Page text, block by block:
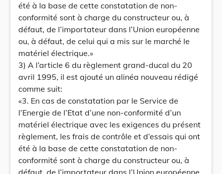
été à la base de cette constatation de non-
conformité sont à charge du constructeur ou, à
défaut, de l’importateur dans l’Union européenne
ou, à défaut, de celui qui a mis sur le marché le
matériel électrique.»
3) A l’article 6 du règlement grand-ducal du 20
avril 1995, il est ajouté un alinéa nouveau rédigé
comme suit:
«3. En cas de constatation par le Service de
l’Energie de l’Etat d’une non-conformité d’un
matériel électrique avec les exigences du présent
règlement, les frais de contrôle et d’essais qui ont
été à la base de cette constatation de non-
conformité sont à charge du constructeur ou, à
défaut, de l’importateur dans l’Union européenne